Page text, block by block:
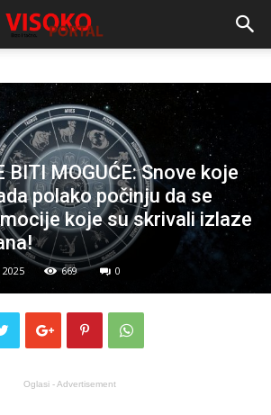
BITI MOGUĆE: Snove koje
polako počinju da se
koje su skrivali izlaze
669 0
Oglasi - Advertisement